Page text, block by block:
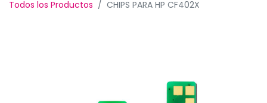
Todos los Productos CHIPS PARA HP CF402X